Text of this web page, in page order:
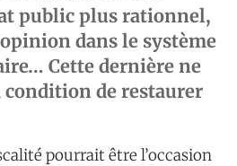
public plus rationnel,
dans le système
Cette dernière ne
condition de restaurer
pourrait être l’occasion